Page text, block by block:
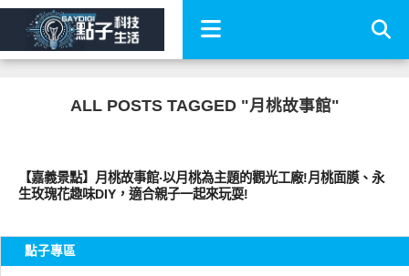
ALL POSTS TAGGED "月桃故事館"
【嘉義景點】月桃故事館‧以月桃為主題的觀光工廠!月桃面膜、永
生玫瑰花趣味DIY，適合親子一起來玩耍!
點子專區